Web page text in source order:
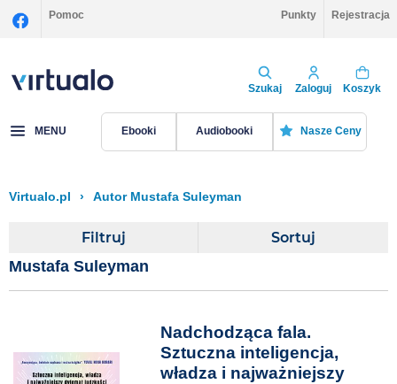
Pomoc Punkty Rejestracja
Szukaj Zaloguj Koszyk
MENU Ebooki Audiobooki Nasze Ceny
Virtualo.pl › Autor Mustafa Suleyman
Filtruj Sortuj
Mustafa Suleyman
Nadchodząca fala.
Sztuczna inteligencja,
władza i najważniejszy